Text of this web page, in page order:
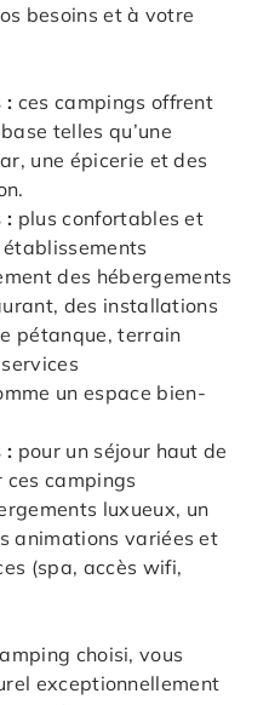
besoins et à votre
: ces campings offrent
telles qu’une
une épicerie et des
: plus confortables et
des hébergements
des installations
pétanque, terrain
un espace bien-
: pour un séjour haut de
campings
luxueux, un
animations variées et
(spa, accès wifi,
choisi, vous
exceptionnellement